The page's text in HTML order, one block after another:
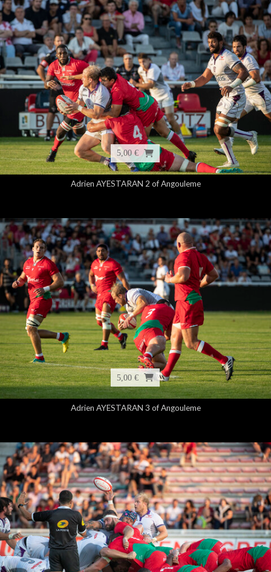
5,00 €
Adrien AYESTARAN 2 of Angouleme
5,00 €
Adrien AYESTARAN 3 of Angouleme